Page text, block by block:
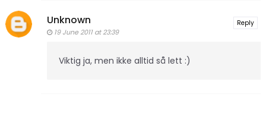
Unknown
19 June 2011 at 23:39
Viktig ja, men ikke alltid så lett :)
Reply